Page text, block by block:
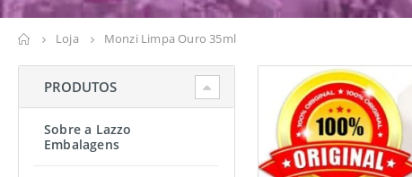
Loja Monzi Limpa Ouro 35ml
PRODUTOS
Sobre a Lazzo
Embalagens